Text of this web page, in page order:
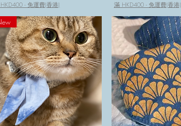
- 免運費(香港) 滿 HKD400 - 免運費(香港)